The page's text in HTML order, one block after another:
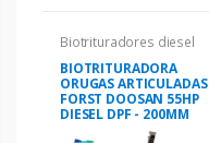
Biotrituradores diesel
BIOTRITURADORA
ORUGAS ARTICULADAS
FORST DOOSAN 55HP
DIESEL DPF - 200MM